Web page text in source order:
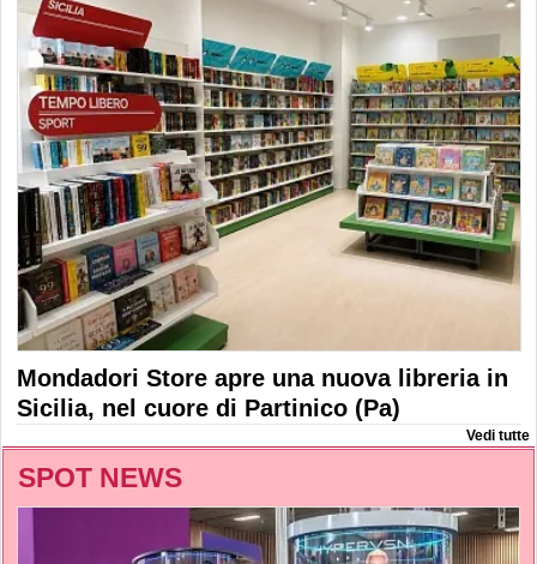
Mondadori Store apre una nuova libreria in
Sicilia, nel cuore di Partinico (Pa)
Vedi tutte
SPOT NEWS